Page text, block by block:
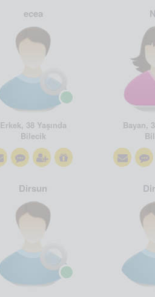
ecea
Erkek, 38 Yaşında
Bilecik
Bayan,
Dirsun